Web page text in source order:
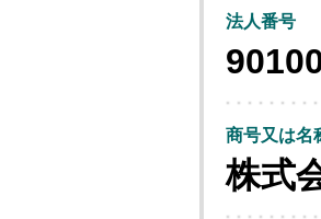
法人番号
商号又は名
株式